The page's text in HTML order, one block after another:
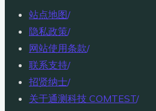
站点地图/
隐私政策/
网站使用条款/
联系支持/
招贤纳士/
关于通测科技 COMTEST/